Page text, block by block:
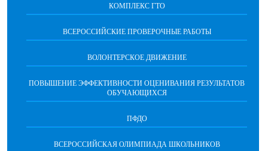
КОМПЛЕКС ГТО
ВСЕРОССИЙСКИЕ ПРОВЕРОЧНЫЕ РАБОТЫ
ВОЛОНТЕРСКОЕ ДВИЖЕНИЕ
ПОВЫШЕНИЕ ЭФФЕКТИВНОСТИ ОЦЕНИВАНИЯ РЕЗУЛЬТАТОВ
ОБУЧАЮЩИХСЯ
ПФДО
ВСЕРОССИЙСКАЯ ОЛИМПИАДА ШКОЛЬНИКОВ